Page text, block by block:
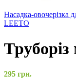
Насадка-овочерізка
LEETO
295 грн.